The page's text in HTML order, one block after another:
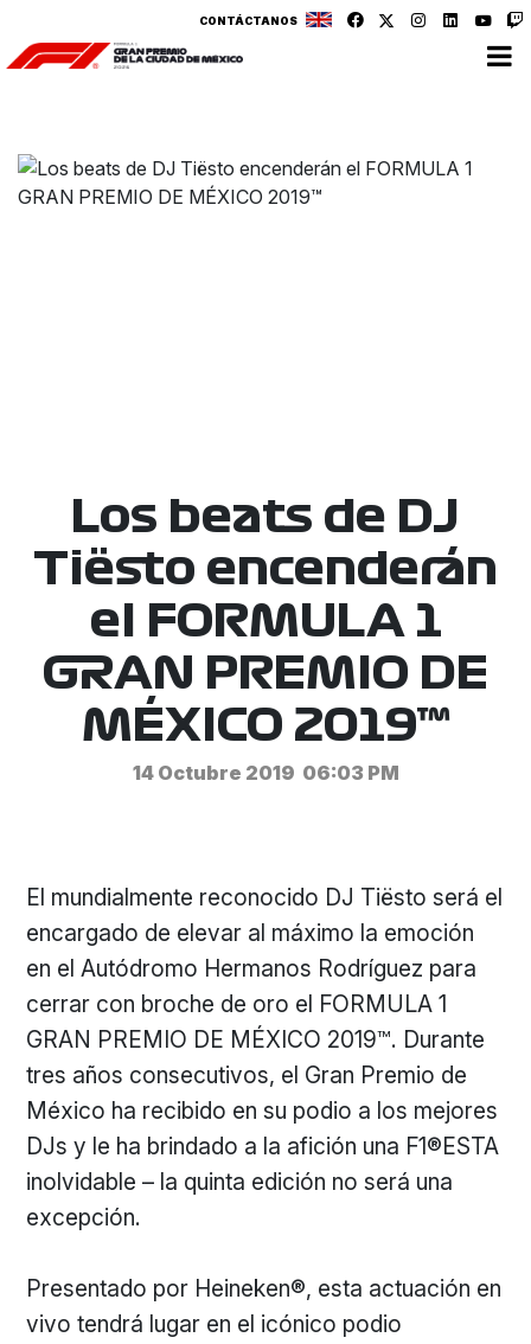
CONTÁCTANOS
Los beats de DJ
Tiësto encenderán
el FORMULA 1
GRAN PREMIO DE
MÉXICO 2019™
14 Octubre 2019 06:03 PM
El mundialmente reconocido DJ Tiësto será el
encargado de elevar al máximo la emoción
en el Autódromo Hermanos Rodríguez para
cerrar con broche de oro el FORMULA 1
GRAN PREMIO DE MÉXICO 2019™. Durante
tres años consecutivos, el Gran Premio de
México ha recibido en su podio a los mejores
DJs y le ha brindado a la afición una F1®ESTA
inolvidable – la quinta edición no será una
excepción.
Presentado por Heineken®, esta actuación en
vivo tendrá lugar en el icónico podio